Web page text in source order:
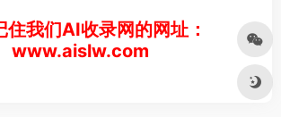
住我们AI收录网的网址：
www.aislw.com